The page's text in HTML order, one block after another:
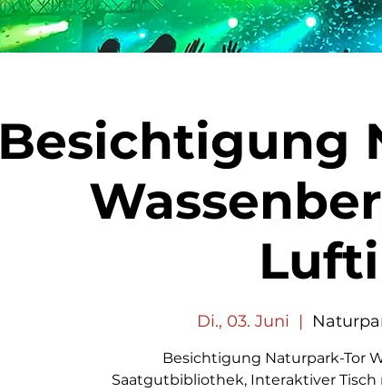
Besichtigung
Di., 03. Juni
  |
Besichtigung Naturpark-Tor
Saatgutbibliothek, Interaktiver